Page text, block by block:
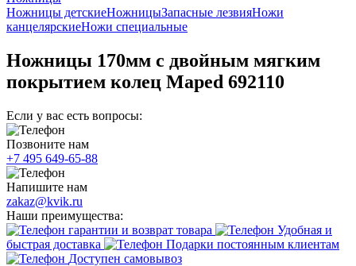
Ножницы детскиеНожницыЗапасные лезвияНожи
канцелярскиеНожи специальные
Ножницы 170мм с двойным мягким
покрытием колец Maped 692110
Если у вас есть вопросы:
Позвоните нам
+7 495 649-65-88
Напишите нам
zakaz@kvik.ru
Наши преимущества:
гарантии и возврат товара
Удобная и
быстрая доставка
Подарки постоянным клиентам
Доступен самовывоз